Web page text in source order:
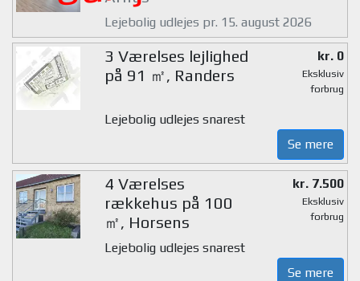
Lejebolig udlejes pr. 15. august 2026
3 Værelses lejlighed
på 91 ㎡, Randers
kr. 0
Eksklusiv
forbrug
Lejebolig udlejes snarest
Se mere
4 Værelses
rækkehus på 100
㎡, Horsens
kr. 7.500
Eksklusiv
forbrug
Lejebolig udlejes snarest
Se mere